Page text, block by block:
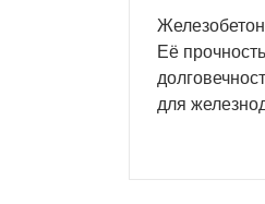
Её
для